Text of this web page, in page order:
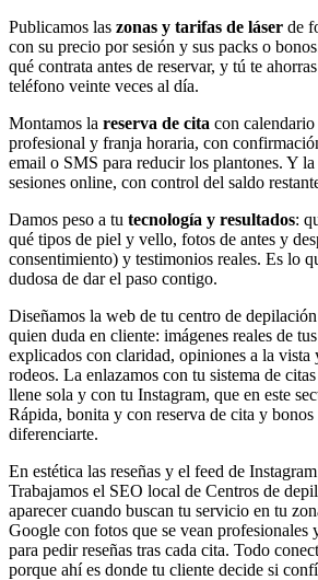
Publicamos las zonas y tarifas de láser de
con su precio por sesión y sus packs o
qué contrata antes de reservar, y tú te
teléfono veinte veces al día.
Montamos la reserva de cita con
profesional y franja horaria, con
email o SMS para reducir los plantones. Y la
sesiones online, con control del saldo
Damos peso a tu tecnología y resultados:
qué tipos de piel y vello, fotos de antes y
consentimiento) y testimonios reales. Es lo
dudosa de dar el paso contigo.
Diseñamos la web de tu centro de
quien duda en cliente: imágenes reales de
explicados con claridad, opiniones a la vista
rodeos. La enlazamos con tu sistema de
llene sola y con tu Instagram, que en este
Rápida, bonita y con reserva de cita y bonos
diferenciarte.
En estética las reseñas y el feed de
Trabajamos el SEO local de Centros de
aparecer cuando buscan tu servicio en tu
Google con fotos que se vean profesionales
para pedir reseñas tras cada cita. Todo
porque ahí es donde tu cliente decide si